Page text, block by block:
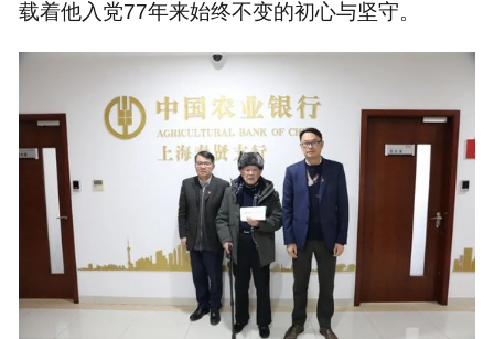
载着他入党77年来始终不变的初心与坚守。